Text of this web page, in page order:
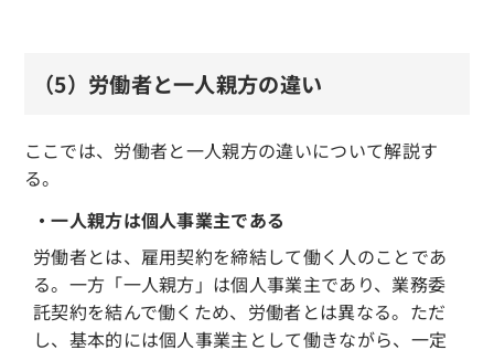
（5）労働者と一人親方の違い
ここでは、労働者と一人親方の違いについて解説す
る。
・一人親方は個人事業主である
労働者とは、雇用契約を締結して働く人のことであ
る。一方「一人親方」は個人事業主であり、業務委
託契約を結んで働くため、労働者とは異なる。ただ
し、基本的には個人事業主として働きながら、一定